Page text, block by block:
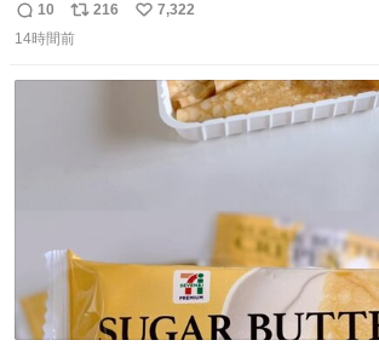
返
信
10
リ
ポ
216
い
7,322
14時間前